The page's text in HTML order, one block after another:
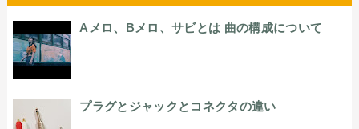
Aメロ、Bメロ、サビとは 曲の構成について
プラグとジャックとコネクタの違い